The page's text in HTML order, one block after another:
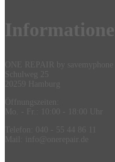
Information en
ONE REPAIR by savemyphone
Schulweg 25